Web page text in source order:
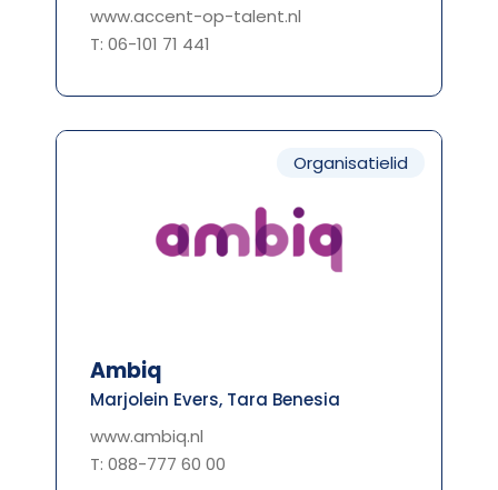
www.accent-op-talent.nl
T: 06-101 71 441
Organisatielid
Ambiq
Marjolein Evers, Tara Benesia
www.ambiq.nl
T: 088-777 60 00